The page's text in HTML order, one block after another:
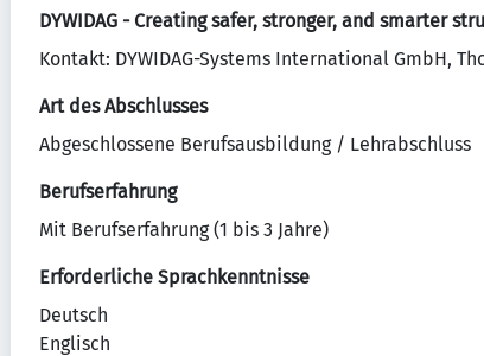
DYWIDAG - Creating safer, stronger, and smarter
Kontakt: DYWIDAG-Systems International GmbH,
Art des Abschlusses
Abgeschlossene Berufsausbildung / Lehrabschluss
Berufserfahrung
Mit Berufserfahrung (1 bis 3 Jahre)
Erforderliche Sprachkenntnisse
Deutsch
Englisch